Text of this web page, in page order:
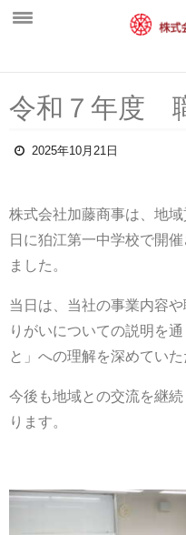
新着情報
会社概要
営業案内
環境活動
採用情報
お問合せ
令和７年度
2025年10月21日
株式会社加藤商事は、地
日に狛江第一中学校で開
ました。
当日は、当社の事業内容
りがいについての説明を
と」への理解を深めてい
今後も地域との交流を継
ります。